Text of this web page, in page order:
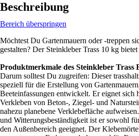
Beschreibung
Bereich überspringen
Möchtest Du Gartenmauern oder -treppen
gestalten? Der Steinkleber Trass 10 kg
Produktmerkmale des Steinkleber Trass
Darum solltest Du zugreifen: Dieser
speziell für die Erstellung von
Beeteinfassungen entwickelt. Er eignet sich
Verkleben von Beton-, Ziegel- und
nahezu planebene Verklebefläche
und Witterungsbeständigkeit ist er sowohl
den Außenbereich geeignet. Der